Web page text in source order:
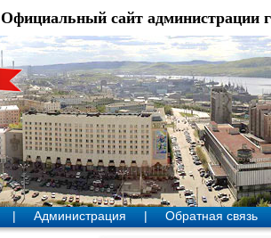
Официальный сайт администрации
| Администрация | Обратная связь